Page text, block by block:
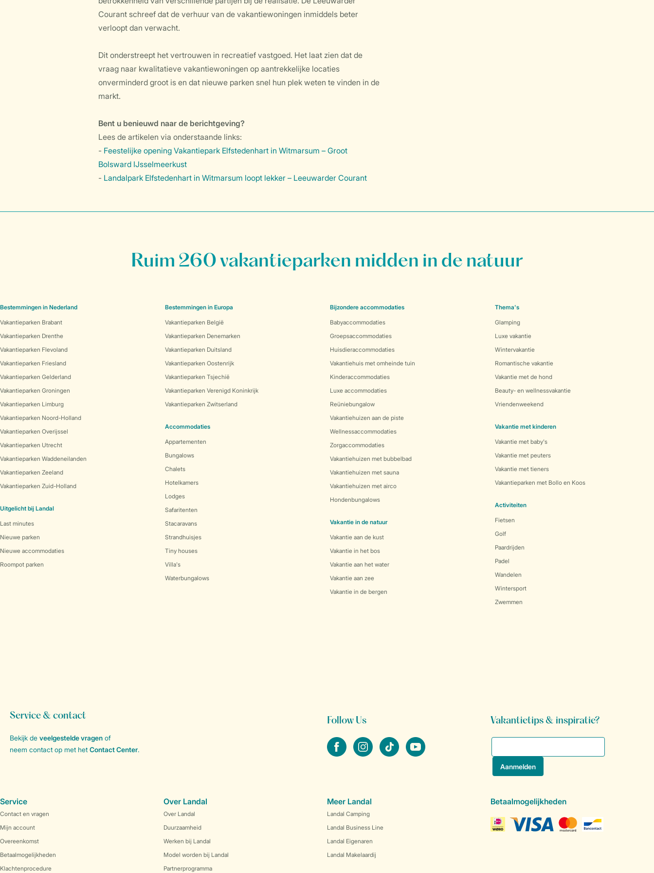
Courant schreef dat de verhuur van de vakantiewoningen inmiddels beter
verloopt dan verwacht.
Dit onderstreept het vertrouwen in recreatief vastgoed. Het laat zien dat de
vraag naar kwalitatieve vakantiewoningen op aantrekkelijke locaties
onverminderd groot is en dat nieuwe parken snel hun plek weten te vinden in de
markt.
Bent u benieuwd naar de berichtgeving?
Lees de artikelen via onderstaande links:
- Feestelijke opening Vakantiepark Elfstedenhart in Witmarsum – Groot
Bolsward IJsselmeerkust
- Landalpark Elfstedenhart in Witmarsum loopt lekker – Leeuwarder Courant
Ruim 260 vakantieparken midden in de natuur
Bestemmingen in Nederland
Vakantieparken Brabant
Vakantieparken Drenthe
Vakantieparken Flevoland
Vakantieparken Friesland
Vakantieparken Gelderland
Vakantieparken Groningen
Vakantieparken Limburg
Vakantieparken Noord-Holland
Vakantieparken Overijssel
Vakantieparken Utrecht
Vakantieparken Waddeneilanden
Vakantieparken Zeeland
Vakantieparken Zuid-Holland
Uitgelicht bij Landal
Last minutes
Nieuwe parken
Nieuwe accommodaties
Roompot parken
Bestemmingen in Europa
Vakantieparken België
Vakantieparken Denemarken
Vakantieparken Duitsland
Vakantieparken Oostenrijk
Vakantieparken Tsjechië
Vakantieparken Verenigd Koninkrijk
Vakantieparken Zwitserland
Accommodaties
Appartementen
Bungalows
Chalets
Hotelkamers
Lodges
Safaritenten
Stacaravans
Strandhuisjes
Tiny houses
Villa's
Waterbungalows
Bijzondere accommodaties
Babyaccommodaties
Groepsaccommodaties
Huisdieraccommodaties
Vakantiehuis met omheinde tuin
Kinderaccommodaties
Luxe accommodaties
Reüniebungalow
Vakantiehuizen aan de piste
Wellnessaccommodaties
Zorgaccommodaties
Vakantiehuizen met bubbelbad
Vakantiehuizen met sauna
Vakantiehuizen met airco
Hondenbungalows
Vakantie in de natuur
Vakantie aan de kust
Vakantie in het bos
Vakantie aan het water
Vakantie aan zee
Vakantie in de bergen
Thema's
Glamping
Luxe vakantie
Wintervakantie
Romantische vakantie
Vakantie met de hond
Beauty- en wellnessvakantie
Vriendenweekend
Vakantie met kinderen
Vakantie met baby's
Vakantie met peuters
Vakantie met tieners
Vakantieparken met Bollo en Koos
Activiteiten
Fietsen
Golf
Paardrijden
Padel
Wandelen
Wintersport
Zwemmen
Service & contact
Bekijk de veelgestelde vragen of
neem contact op met het Contact Center.
Follow Us
facebookinstagramtiktok youtube
Vakantietips & inspiratie?
Service
Contact en vragen
Mijn account
Overeenkomst
Betaalmogelijkheden
Klachtenprocedure
Over Landal
Over Landal
Duurzaamheid
Werken bij Landal
Model worden bij Landal
Partnerprogramma
Meer Landal
Landal Camping
Landal Business Line
Landal Eigenaren
Landal Makelaardij
Betaalmogelijkheden